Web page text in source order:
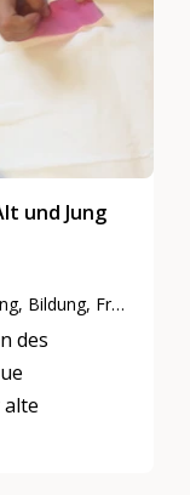
und Jung
Generationenverbindende Betreuung, Bildung, Freizeitaktivitäten & Spiele
des